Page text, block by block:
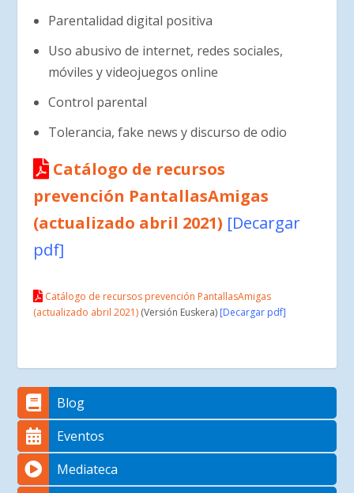
Parentalidad digital positiva
Uso abusivo de internet, redes sociales,
móviles y videojuegos online
Control parental
Tolerancia, fake news y discurso de odio
Catálogo de recursos
prevención PantallasAmigas
(actualizado abril 2021) [Decargar
pdf]
Catálogo de recursos prevención PantallasAmigas
(actualizado abril 2021) (Versión Euskera) [Decargar pdf]
Blog
Eventos
Mediateca